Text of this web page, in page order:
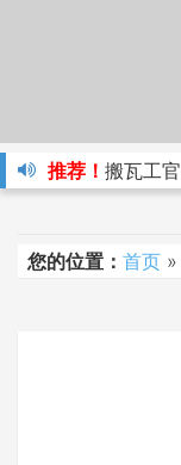
推荐！ 搬瓦工
您的位置： 首页 »